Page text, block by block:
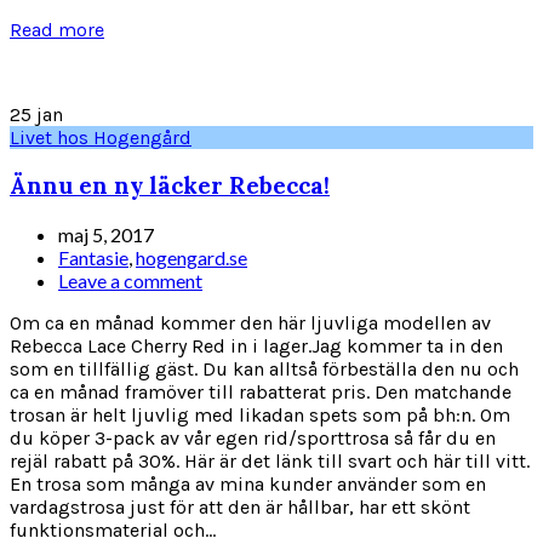
Read more
25 jan
Livet hos Hogengård
Ännu en ny läcker Rebecca!
maj 5, 2017
Fantasie,hogengard.se
Leave a comment
Om ca en månad kommer den här ljuvliga modellen av
Rebecca Lace Cherry Red in i lager.Jag kommer ta in den
som en tillfällig gäst. Du kan alltså förbeställa den nu och
ca en månad framöver till rabatterat pris. Den matchande
trosan är helt ljuvlig med likadan spets som på bh:n. Om
du köper 3-pack av vår egen rid/sporttrosa så får du en
rejäl rabatt på 30%. Här är det länk till svart och här till vitt.
En trosa som många av mina kunder använder som en
vardagstrosa just för att den är hållbar, har ett skönt
funktionsmaterial och...